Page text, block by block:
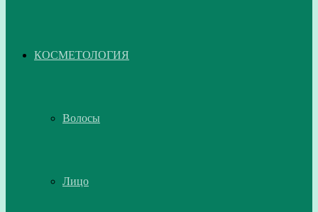
КОСМЕТОЛОГИЯ
Волосы
Лицо